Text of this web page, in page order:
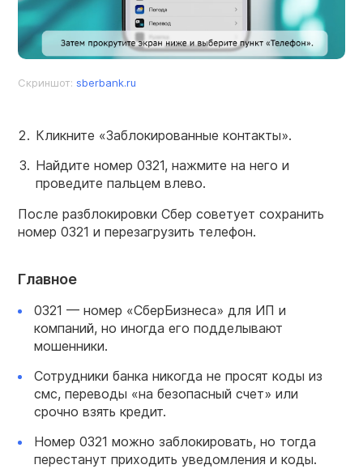
Скриншот: sberbank.ru
Кликните «Заблокированные контакты».
Найдите номер 0321, нажмите на него и
проведите пальцем влево.
После разблокировки Сбер советует сохранить
номер 0321 и перезагрузить телефон.
Главное
0321 — номер «СберБизнеса» для ИП и
компаний, но иногда его подделывают
мошенники.
Сотрудники банка никогда не просят коды из
смс, переводы «на безопасный счет» или
срочно взять кредит.
Номер 0321 можно заблокировать, но тогда
перестанут приходить уведомления и коды.